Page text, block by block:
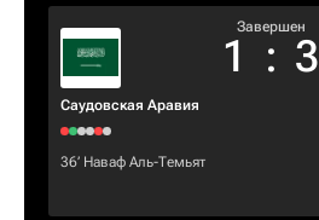
Саудовская Аравия
Завершен
1 : 3
36‎’‎ Наваф Аль-Темьят